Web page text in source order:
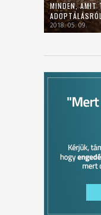
MINDEN, AMIT
ADOPTÁLÁSRÓL
2018. 05. 09.